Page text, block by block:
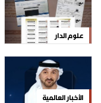
علوم الدار
الأخبار العالمية